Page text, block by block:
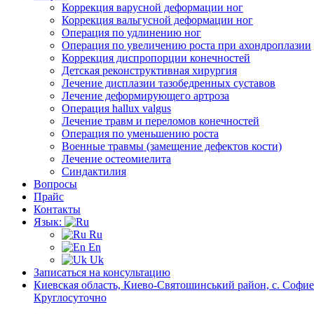
Коррекция варусной деформации ног
Коррекция вальгусной деформации ног
Операция по удлинению ног
Операция по увеличению роста при ахондроплазии
Коррекция диспропорции конечностей
Детская реконструктивная хирургия
Лечение дисплазии тазобедренных суставов
Лечение деформирующего артроза
Операция hallux valgus
Лечение травм и переломов конечностей
Операция по уменьшению роста
Военные травмы (замещение дефектов кости)
Лечение остеомиелита
Синдактилия
Вопросы
Прайс
Контакты
Язык:
Ru
En
Uk
Записаться на консультацию
Киевская область, Киево-Святошинський район, с.
Круглосуточно